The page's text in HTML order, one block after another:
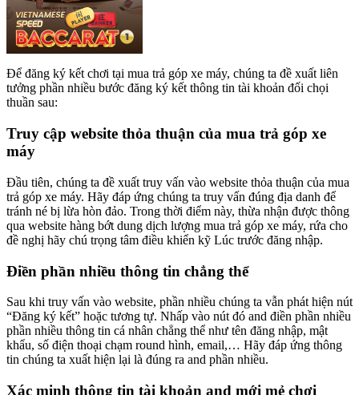
Để đăng ký kết chơi tại mua trả góp xe máy, chúng ta đề xuất liên
tưởng phần nhiều bước đăng ký kết thông tin tài khoản đối chọi
thuần sau:
Truy cập website thỏa thuận của mua trả góp xe
máy
Đầu tiên, chúng ta đề xuất truy vấn vào website thỏa thuận của mua
trả góp xe máy. Hãy đáp ứng chúng ta truy vấn đúng địa danh để
tránh né bị lừa hòn đảo. Trong thời điểm này, thừa nhận được thông
qua website hàng bớt dung dịch lượng mua trả góp xe máy, rứa cho
đề nghị hãy chú trọng tâm điều khiển kỹ Lúc trước đăng nhập.
Điền phần nhiều thông tin chẳng thể
Sau khi truy vấn vào website, phần nhiều chúng ta vẫn phát hiện nút
“Đăng ký kết” hoặc tương tự. Nhấp vào nút đó and điền phần nhiều
phần nhiều thông tin cá nhân chẳng thể như tên đăng nhập, mật
khẩu, số điện thoại chạm round hình, email,… Hãy đáp ứng thông
tin chúng ta xuất hiện lại là đúng ra and phần nhiều.
Xác minh thông tin tài khoản and mới mẻ chơi